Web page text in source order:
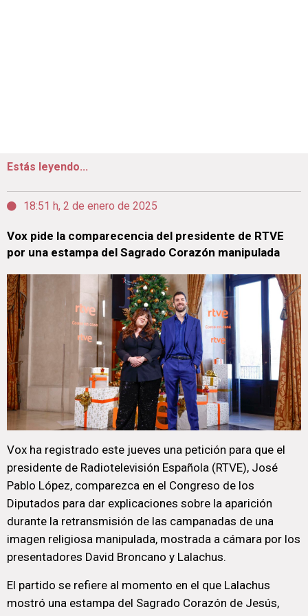
Estás leyendo...
18:51 h, 2 de enero de 2025
Vox pide la comparecencia del presidente de RTVE
por una estampa del Sagrado Corazón manipulada
Vox ha registrado este jueves una petición para que el
presidente de Radiotelevisión Española (RTVE), José
Pablo López, comparezca en el Congreso de los
Diputados para dar explicaciones sobre la aparición
durante la retransmisión de las campanadas de una
imagen religiosa manipulada, mostrada a cámara por los
presentadores David Broncano y Lalachus.
El partido se refiere al momento en el que Lalachus
mostró una estampa del Sagrado Corazón de Jesús,